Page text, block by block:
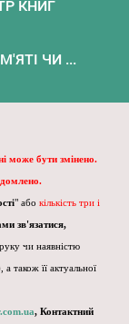
КНИГ
ЧИ ...
може бути змінено.
" або кількість три і
зв'язатися,
чи наявністю
а також її актуальної
, Контактний